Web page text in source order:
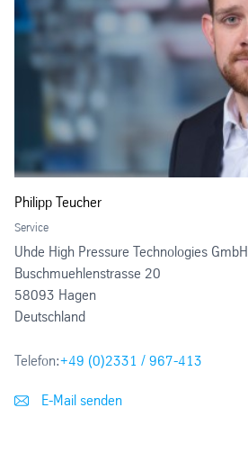
Philipp Teucher
Service
Uhde High Pressure Technologies GmbH
Buschmuehlenstrasse 20
58093 Hagen
Deutschland
Telefon:+49 (0)2331 / 967-413
E-Mail senden